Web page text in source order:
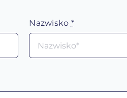
Nazwisko *